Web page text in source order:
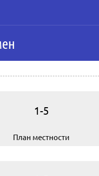
1-5
План местности